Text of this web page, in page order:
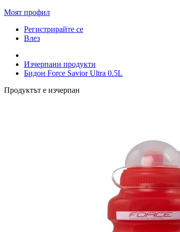
Моят профил
Регистрирайте се
Влез
Изчерпани продукти
Бидон Force Savior Ultra 0.5L
Продуктът е изчерпан